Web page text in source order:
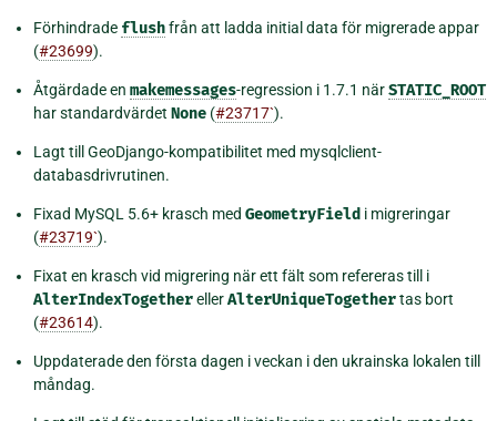
Förhindrade flushfrån att ladda initial data för migrerade appar
(#23699).
Åtgärdade en makemessages-regression i 1.7.1 närSTATIC_ROOT
har standardvärdet None (#23717`).
Lagt till GeoDjango-kompatibilitet med mysqlclient-
databasdrivrutinen.
Fixad MySQL 5.6+ krasch med GeometryField i migreringar
(#23719`).
Fixat en krasch vid migrering när ett fält som refereras till i
AlterIndexTogetherellerAlterUniqueTogethertas bort
(#23614).
Uppdaterade den första dagen i veckan i den ukrainska lokalen till
måndag.